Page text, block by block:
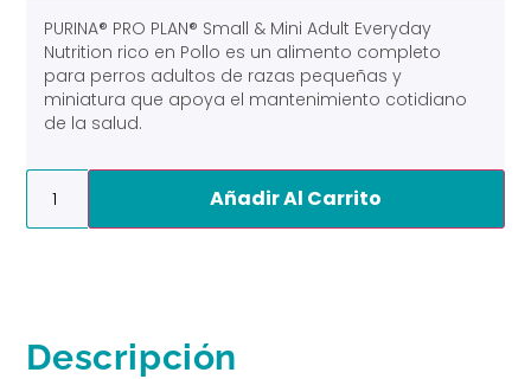
PURINA® PRO PLAN® Small & Mini Adult Everyday
Nutrition rico en Pollo es un alimento completo
para perros adultos de razas pequeñas y
miniatura que apoya el mantenimiento cotidiano
de la salud.
Añadir Al Carrito
Descripción